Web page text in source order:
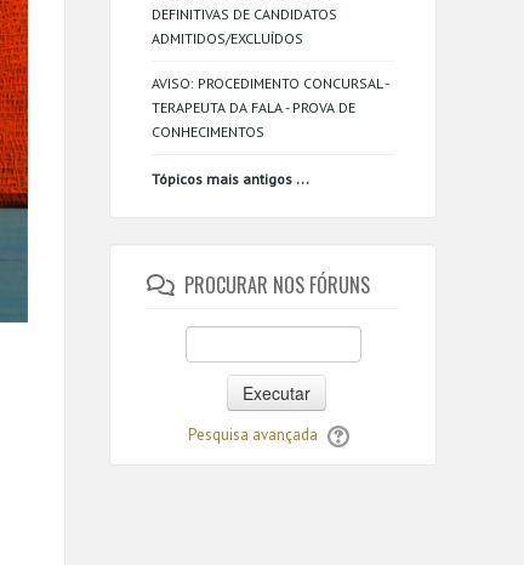
DEFINITIVAS DE CANDIDATOS
ADMITIDOS/EXCLUÍDOS
AVISO: PROCEDIMENTO CONCURSAL -
TERAPEUTA DA FALA - PROVA DE
CONHECIMENTOS
Tópicos mais antigos ...
PROCURAR NOS FÓRUNS
Executar
Pesquisa avançada